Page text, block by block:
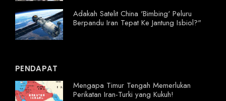
Adakah Satelit China 'Bimbing' Peluru
Berpandu Iran Tepat Ke Jantung Isbiol?"
PENDAPAT
Mengapa Timur Tengah Memerlukan
Perikatan Iran-Turki yang Kukuh!